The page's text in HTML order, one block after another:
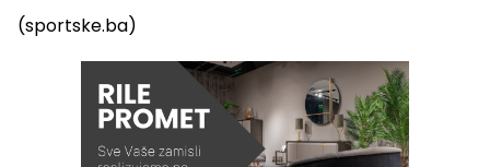
(sportske.ba)